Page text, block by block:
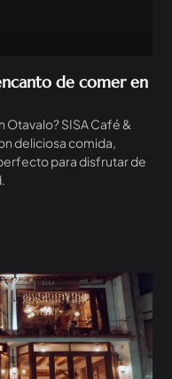
de comer en
Otavalo? SISA Café &
deliciosa comida,
para disfrutar de